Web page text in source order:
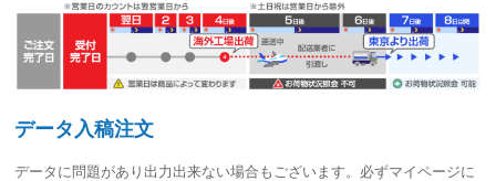
データ入稿注文
データに問題があり出力出来ない場合もございます。必ずマイページに